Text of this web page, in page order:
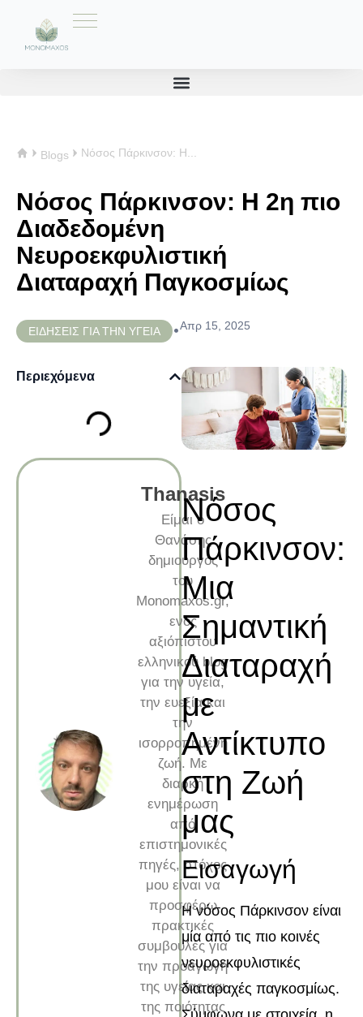
Blogs Νόσος Πάρκινσον: Η...
Νόσος Πάρκινσον: Η 2η πιο
Διαδεδομένη
Νευροεκφυλιστική
Διαταραχή Παγκοσμίως
ΕΙΔΗΣΕΙΣ ΓΙΑ ΤΗΝ ΥΓΕΙΑ •Απρ 15, 2025
Περιεχόμενα
Thanasis
Είμαι ο
Θανάσης
δημιουργός
του
Monomaxos.gr,
ενός
αξιόπιστου
ελληνικού blog
για την υγεία,
την ευεξία και
την
ισορροπημένη
ζωή. Με
διαρκή
ενημέρωση
από
επιστημονικές
πηγές, στόχος
μου είναι να
προσφέρω
πρακτικές
συμβουλές για
την προαγωγή
της υγείας και
της ποιότητας
Νόσος
Πάρκινσον:
Μια
Σημαντική
Διαταραχή
με
Αντίκτυπο
στη Ζωή
μας
Εισαγωγή
Η νόσος Πάρκινσον είναι
μία από τις πιο κοινές
νευροεκφυλιστικές
διαταραχές παγκοσμίως.